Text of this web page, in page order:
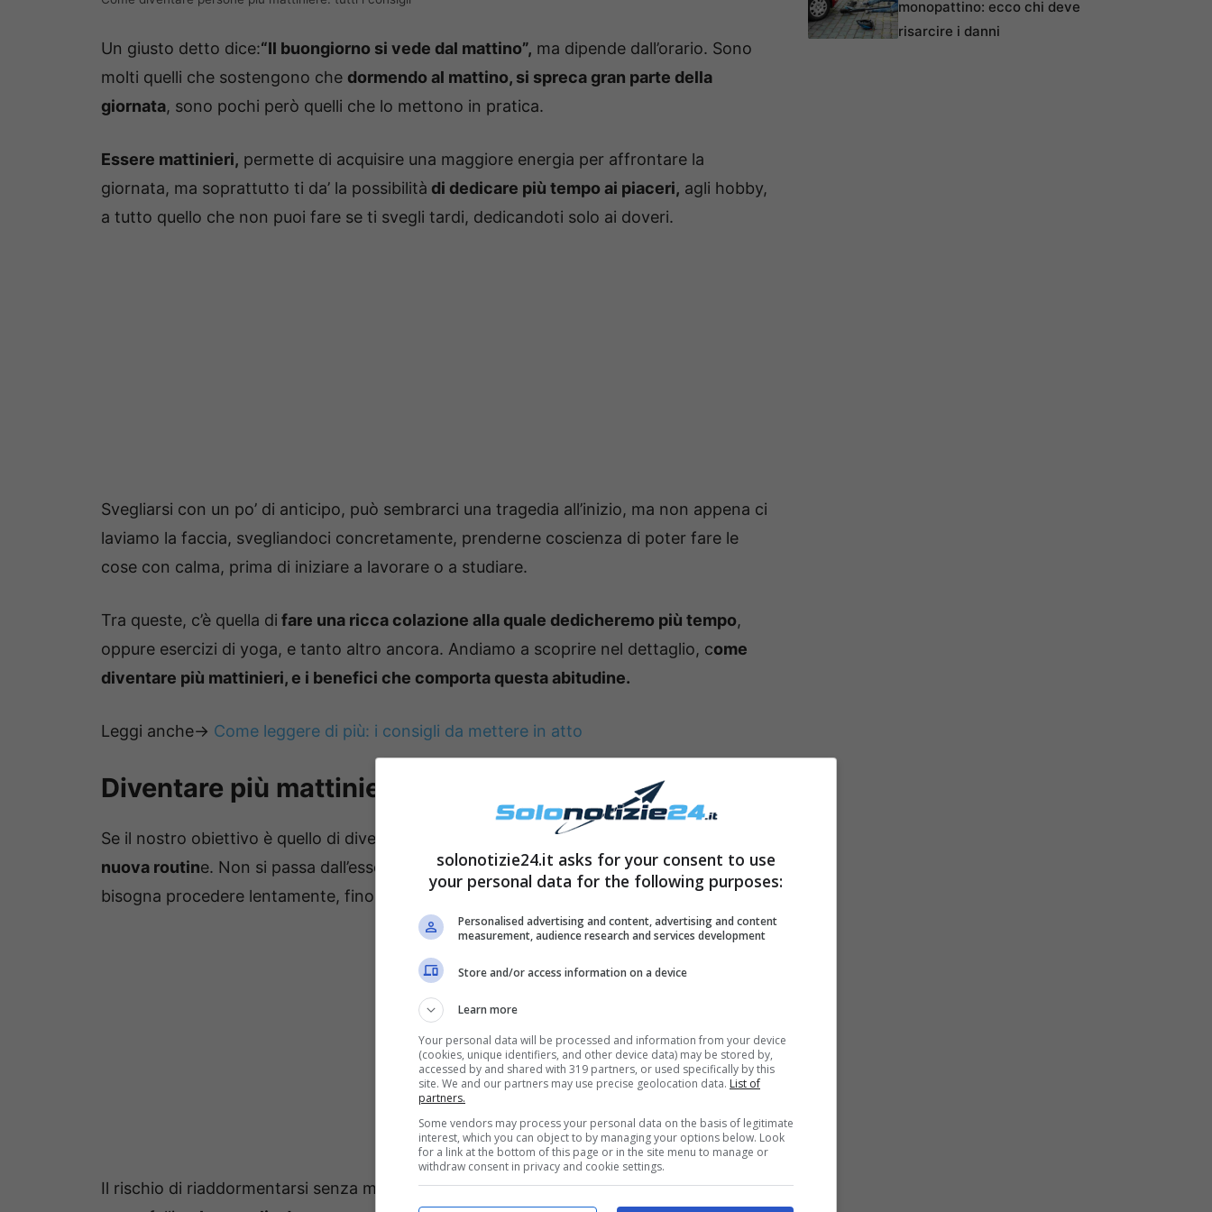
Un giusto detto dice:“Il buongiorno si vede dal mattino”, ma dipende dall’orario. Sono
molti quelli che sostengono che dormendo al mattino, si spreca gran parte della
giornata, sono pochi però quelli che lo mettono in pratica.
Essere mattinieri, permette di acquisire una maggiore energia per affrontare la
giornata, ma soprattutto ti da’ la possibilità di dedicare più tempo ai piaceri, agli hobby,
a tutto quello che non puoi fare se ti svegli tardi, dedicandoti solo ai doveri.
Svegliarsi con un po’ di anticipo, può sembrarci una tragedia all’inizio, ma non appena ci
laviamo la faccia, svegliandoci concretamente, prenderne coscienza di poter fare le
cose con calma, prima di iniziare a lavorare o a studiare.
Tra queste, c’è quella di fare una ricca colazione alla quale dedicheremo più tempo,
oppure esercizi di yoga, e tanto altro ancora. Andiamo a scoprire nel dettaglio, come
diventare più mattinieri, e i benefici che comporta questa abitudine.
Leggi anche-> Come leggere di più: i consigli da mettere in atto
Diventare più mattinieri: organizzare la routine
Se il nostro obiettivo è quello di diventare persone mattutine, bisogna
nuova routine. Non si passa dall’essere notturni a mattinieri in poco tempo, anzi
bisogna procedere lentamente, fino ad arrivare all’orario desiderato.
Il rischio di riaddormentarsi senza manco rendersene conto, è immediato, quindi attenti
monopattino: ecco chi deve
risarcire i danni
solonotizie24.it asks for your consent to use
your personal data for the following purposes:
Personalised advertising and content, advertising and content
measurement, audience research and services development
Store and/or access information on a device
Learn more
Your personal data will be processed and information from your device
(cookies, unique identifiers, and other device data) may be stored by,
accessed by and shared with 319 partners, or used specifically by this
site. We and our partners may use precise geolocation data. List of
partners.
Some vendors may process your personal data on the basis of legitimate
interest, which you can object to by managing your options below. Look
for a link at the bottom of this page or in the site menu to manage or
withdraw consent in privacy and cookie settings.